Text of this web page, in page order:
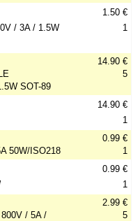
/ 3A / 1.5W
1.50 €
1
SOT-89
14.90 €
5
14.90 €
1
50W/ISO218
0.99 €
1
0.99 €
1
/ 5A /
2.99 €
5